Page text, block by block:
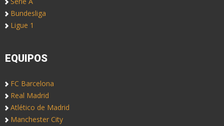
Bundesliga
Ligue 1
EQUIPOS
FC Barcelona
Real Madrid
Atlético de Madrid
Manchester City